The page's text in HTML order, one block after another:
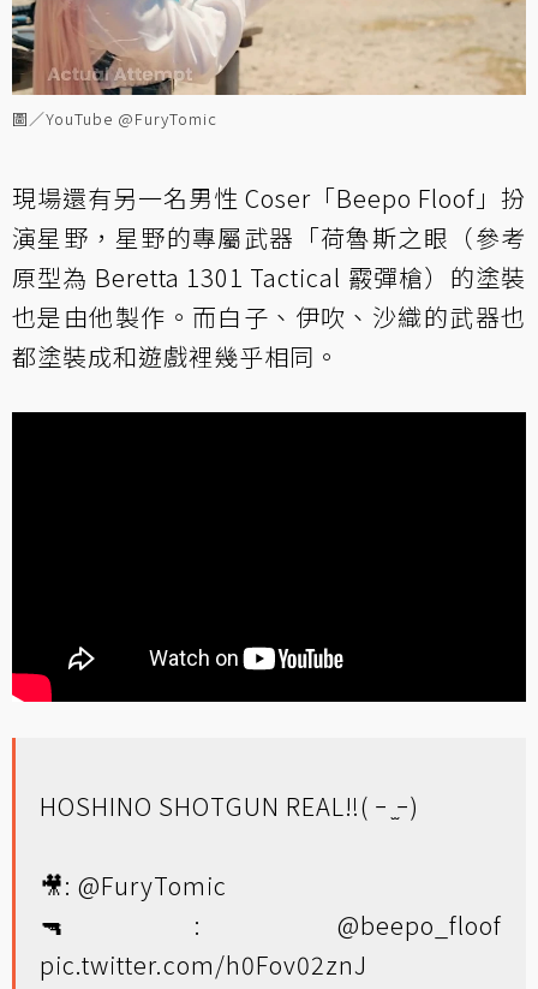
圖／YouTube @FuryTomic
現場還有另一名男性 Coser「Beepo Floof」扮
演星野，星野的專屬武器「荷魯斯之眼（參考
原型為 Beretta 1301 Tactical 霰彈槍）的塗裝
也是由他製作。而白子、伊吹、沙織的武器也
都塗裝成和遊戲裡幾乎相同。
HOSHINO SHOTGUN REAL‼️( ｰ ̫ｰ)
🎥: @FuryTomic
🔫: @beepo_floof
pic.twitter.com/h0Fov02znJ